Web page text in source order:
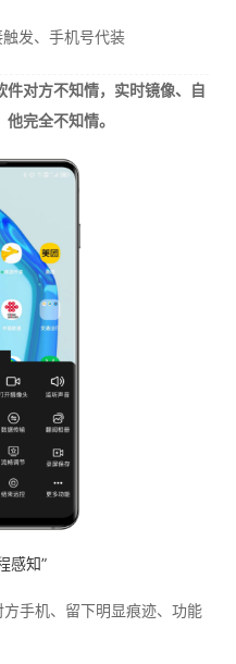
发、手机号代装
对方不知情，实时镜像、自
完全不知情。
感知”
手机、留下明显痕迹、功能